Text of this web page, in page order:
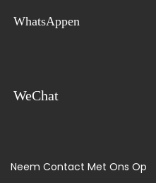
WhatsAppen
WeChat
Neem Contact Met Ons Op